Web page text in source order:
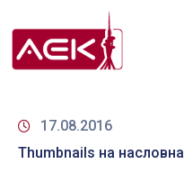
ЗА
17.08.2016
Thumbnails на насловна